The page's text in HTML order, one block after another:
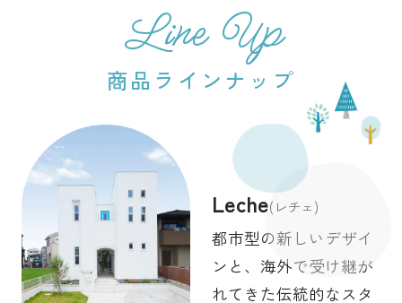
Line Up
商品ラインナップ
Leche(レチェ)
都市型の新しいデザイ
ンと、海外で受け継が
れてきた伝統的なスタ